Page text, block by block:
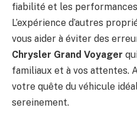
fiabilité et les
L’expérience d’autres
vous aider à éviter des
Chrysler Grand Voyager
familiaux et à vos attentes.
votre quête du véhicule
sereinement.